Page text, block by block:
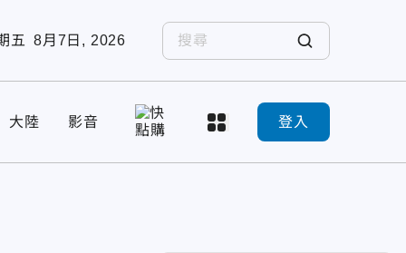
五 8月7日, 2026
大陸 影音 登入